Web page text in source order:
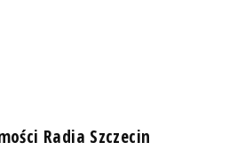
Radia Szczecin